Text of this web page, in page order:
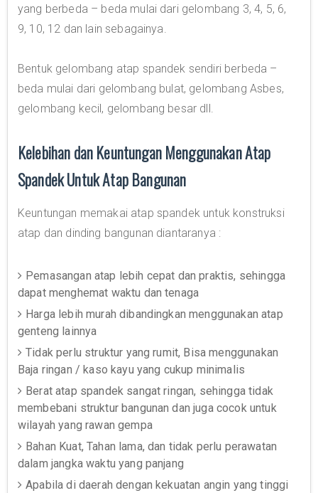
yang berbeda – beda mulai dari gelombang 3, 4, 5, 6,
9, 10, 12 dan lain sebagainya.
Bentuk gelombang atap spandek sendiri berbeda –
beda mulai dari gelombang bulat, gelombang Asbes,
gelombang kecil, gelombang besar dll.
Kelebihan dan Keuntungan Menggunakan Atap
Spandek Untuk Atap Bangunan
Keuntungan memakai atap spandek untuk konstruksi
atap dan dinding bangunan diantaranya :
Pemasangan atap lebih cepat dan praktis, sehingga
dapat menghemat waktu dan tenaga
Harga lebih murah dibandingkan menggunakan atap
genteng lainnya
Tidak perlu struktur yang rumit, Bisa menggunakan
Baja ringan / kaso kayu yang cukup minimalis
Berat atap spandek sangat ringan, sehingga tidak
membebani struktur bangunan dan juga cocok untuk
wilayah yang rawan gempa
Bahan Kuat, Tahan lama, dan tidak perlu perawatan
dalam jangka waktu yang panjang
Apabila di daerah dengan kekuatan angin yang tinggi